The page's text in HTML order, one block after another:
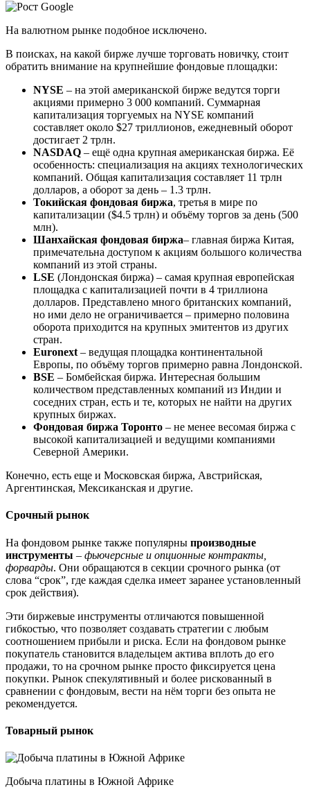
На валютном рынке подобное исключено.
В поисках, на какой бирже лучше торговать новичку, стоит
обратить внимание на крупнейшие фондовые площадки:
NYSE – на этой американской бирже ведутся торги
акциями примерно 3 000 компаний. Суммарная
капитализация торгуемых на NYSE компаний
составляет около $27 триллионов, ежедневный оборот
достигает 2 трлн.
NASDAQ – ещё одна крупная американская биржа. Её
особенность: специализация на акциях технологических
компаний. Общая капитализация составляет 11 трлн
долларов, а оборот за день – 1.3 трлн.
Токийская фондовая биржа, третья в мире по
капитализации ($4.5 трлн) и объёму торгов за день (500
млн).
Шанхайская фондовая биржа– главная биржа Китая,
примечательна доступом к акциям большого количества
компаний из этой страны.
LSE (Лондонская биржа) – самая крупная европейская
площадка с капитализацией почти в 4 триллиона
долларов. Представлено много британских компаний,
но ими дело не ограничивается – примерно половина
оборота приходится на крупных эмитентов из других
стран.
Euronext – ведущая площадка континентальной
Европы, по объёму торгов примерно равна Лондонской.
BSE – Бомбейская биржа. Интересная большим
количеством представленных компаний из Индии и
соседних стран, есть и те, которых не найти на других
крупных биржах.
Фондовая биржа Торонто – не менее весомая биржа с
высокой капитализацией и ведущими компаниями
Северной Америки.
Конечно, есть еще и Московская биржа, Австрийская,
Аргентинская, Мексиканская и другие.
Срочный рынок
На фондовом рынке также популярны производные
инструменты – фьючерсные и опционные контракты,
форварды. Они обращаются в секции срочного рынка (от
слова “срок”, где каждая сделка имеет заранее установленный
срок действия).
Эти биржевые инструменты отличаются повышенной
гибкостью, что позволяет создавать стратегии с любым
соотношением прибыли и риска. Если на фондовом рынке
покупатель становится владельцем актива вплоть до его
продажи, то на срочном рынке просто фиксируется цена
покупки. Рынок спекулятивный и более рискованный в
сравнении с фондовым, вести на нём торги без опыта не
рекомендуется.
Товарный рынок
Добыча платины в Южной Африке